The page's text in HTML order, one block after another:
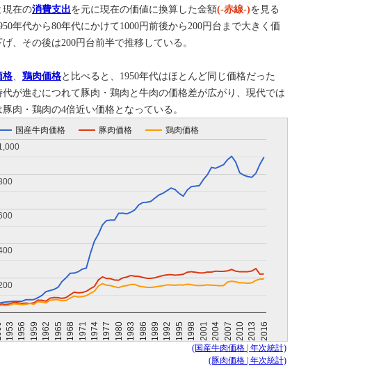
現在の消費支出を元に現在の価値に換算した金額(-赤線-)を見る
年代から80年代にかけて1000円前後から200円台まで大きく価
、その後は200円台前半で推移している。
格、 鶏肉価格と比べると、1950年代はほとんど同じ価格だった
代が進むにつれて豚肉・鶏肉と牛肉の価格差が広がり、現代では
肉・鶏肉の4倍近い価格となっている。
国産牛肉価格 豚肉価格 鶏肉価格
1953 1956 1959 1962 1965 1968 1971 1974 1977 1980 1983 1986 1989 1992 1995 1998 2001 2004 2007 2010 2013 2016
(国産牛肉価格 | 年次統計)
(豚肉価格 | 年次統計)